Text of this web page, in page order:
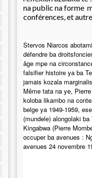
na public na forme
conférences, et
Stervos Niarcos
défendre ba
âge mpe na
falsifier histoire ya ba
jamais kozala
Même tata na ye,
koloba likambo na
belge ya 1949-1959,
(mundele) alongolaki
Kingabwa (Pierre
occuper ba avenues :
avenues 24 novembre